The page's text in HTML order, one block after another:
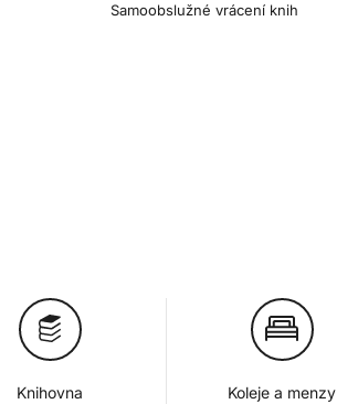
Samoobslužné vrácení knih
Knihovna Koleje a menzy